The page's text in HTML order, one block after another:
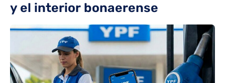
y el interior bonaerense